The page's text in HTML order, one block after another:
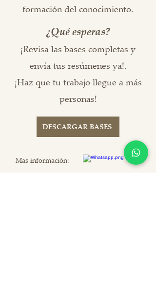
formación del conocimiento.
¿Qué esperas?
¡Revisa las bases completas y
envía tus resúmenes ya!.
¡Haz que tu trabajo llegue a más
personas!
DESCARGAR BASES
Mas información: